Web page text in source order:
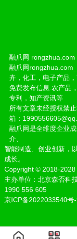
融爪网 rongzhua.com
融爪网
卉，化工，电子产品
免费发布信息:农产品
专利，知产资讯等
所有文章未经授权禁
箱：
融爪网是全维度企业
介、
智能制造、创业创新，
成长。
Copyright ©2018-2028
主办单位：北京森否科
1990 556 605
京ICP备2022033540号